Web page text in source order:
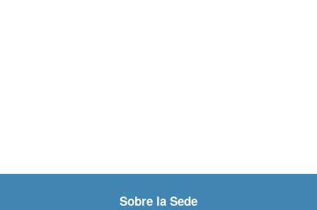
Sobre la Sede